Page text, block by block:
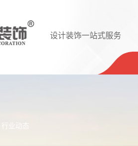
设计装饰一站式服务
行业动态